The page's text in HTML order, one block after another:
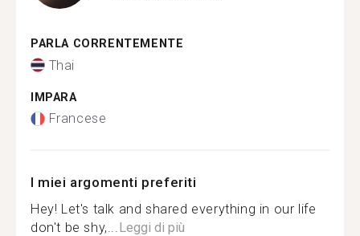
PARLA CORRENTEMENTE
Thai
IMPARA
Francese
I miei argomenti preferiti
Hey! Let's talk and shared everything in our life
don't be shy,...Leggi di più